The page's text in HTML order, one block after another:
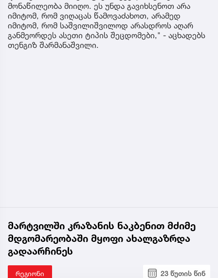
მონაწილეობა მიიღო. ეს უნდა გავიხსენოთ არა
იმიტომ, რომ ვიღაცას წამოვაძახოთ, არამედ
იმიტომ, რომ საშვილიშვილოდ არასდროს აღარ
განმეორდეს ასეთი ტიპის შეცდომები," - აცხადებს
თენგიზ შარმანაშვილი.
მარტვილში კრაზანის ნაკბენით მძიმე
მდგომარეობაში მყოფი ახალგაზრდა
გადაარჩინეს
რეგიონი 23 წუთის წინ